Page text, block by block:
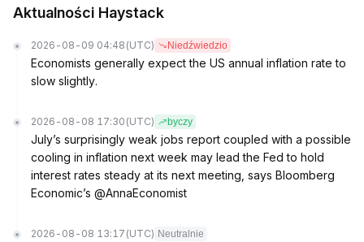
Aktualności Haystack
2026-08-09 04:48 (UTC) Niedźwiedzio
Economists generally expect the US annual inflation rate to
slow slightly.
2026-08-08 17:30 (UTC) byczy
July’s surprisingly weak jobs report coupled with a possible
cooling in inflation next week may lead the Fed to hold
interest rates steady at its next meeting, says Bloomberg
Economic’s @AnnaEconomist
2026-08-08 13:17 (UTC) Neutralnie